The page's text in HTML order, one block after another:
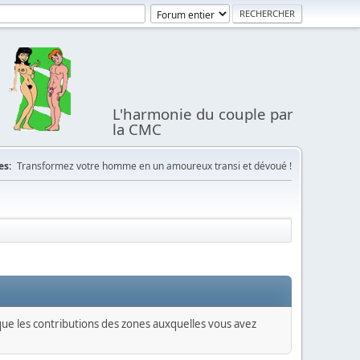
L'harmonie du couple par
la CMC
Transformez votre homme en un amoureux transi et dévoué !
les contributions des zones auxquelles vous avez